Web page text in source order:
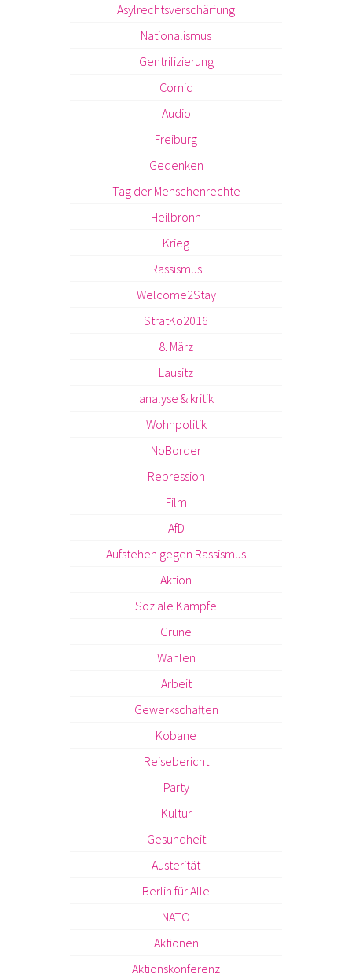
Asylrechtsverschärfung
Nationalismus
Gentrifizierung
Comic
Audio
Freiburg
Gedenken
Tag der Menschenrechte
Heilbronn
Krieg
Rassismus
Welcome2Stay
StratKo2016
8. März
Lausitz
analyse & kritik
Wohnpolitik
NoBorder
Repression
Film
AfD
Aufstehen gegen Rassismus
Aktion
Soziale Kämpfe
Grüne
Wahlen
Arbeit
Gewerkschaften
Kobane
Reisebericht
Party
Kultur
Gesundheit
Austerität
Berlin für Alle
NATO
Aktionen
Aktionskonferenz